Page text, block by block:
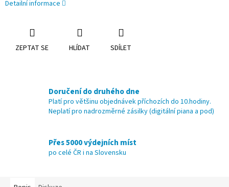
Detailní informace
ZEPTAT SE HLÍDAT SDÍLET
Doručení do druhého dne
Platí pro většinu objednávek příchozích do 10.hodiny.
Neplatí pro nadrozměrné zásilky (digitální piana a pod)
Přes 5000 výdejních míst
po celé ČR i na Slovensku